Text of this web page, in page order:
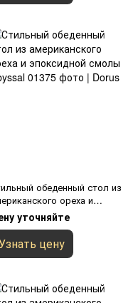
обеденный стол из
ореха и
смолы Abyssal
уточняйте
цену